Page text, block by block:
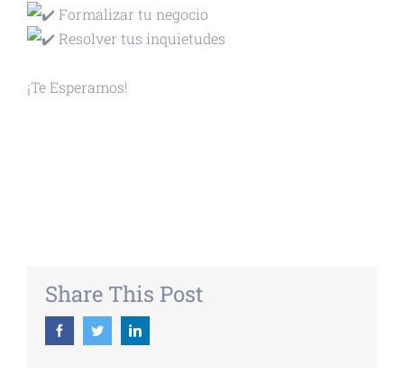
Formalizar tu negocio
Resolver tus inquietudes
¡Te Esperamos!
Share This Post
FacebookTwitterLinkedin